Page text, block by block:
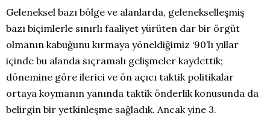
Geleneksel bazı bölge ve alanlarda, gelenekselleşmiş
bazı biçimlerle sınırlı faaliyet yürüten dar bir örgüt
olmanın kabuğunu kırmaya yöneldiğimiz ‘90’lı yıllar
içinde bu alanda sıçramalı gelişmeler kaydettik;
dönemine göre ilerici ve ön açıcı taktik politikalar
ortaya koymanın yanında taktik önderlik konusunda da
belirgin bir yetkinleşme sağladık. Ancak yine 3.